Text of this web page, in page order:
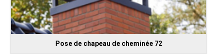
Pose de chapeau de cheminée 72